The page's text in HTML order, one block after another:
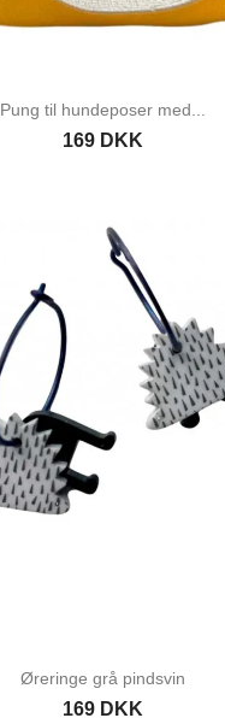
Pung til hundeposer med...
169 DKK
Øreringe grå pindsvin
169 DKK